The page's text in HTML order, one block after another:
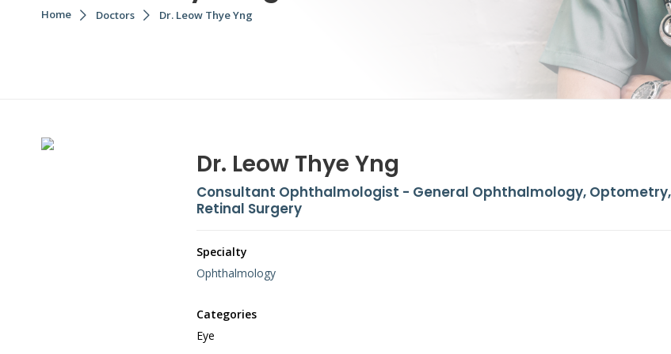
Home Doctors Dr. Leow Thye Yng
Dr. Leow Thye Yng
Consultant Ophthalmologist - General Ophthalmology,
Retinal Surgery
Specialty
Ophthalmology
Categories
Eye